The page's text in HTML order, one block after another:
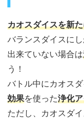
カオスダイスを新
バランスダイスに
出来ていない場合は
う！
バトル中にカオスダ
効果を使った浄化
ただし、カオスダ